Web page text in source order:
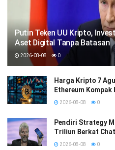
Putin Teken UU Kripto,
Aset Digital Tanpa Batasan
2026-08-08 0
Harga Kripto 7
Ethereum Kompak
2026-08-08 0
Pendiri Strategy
Triliun Berkat
2026-08-08 0